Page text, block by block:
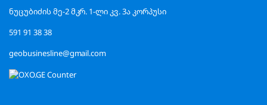
ნუცუბიძის მე-2 მკრ. 1-ლი კვ. 3ა კორპუსი
591 91 38 38
geobusinesline@gmail.com